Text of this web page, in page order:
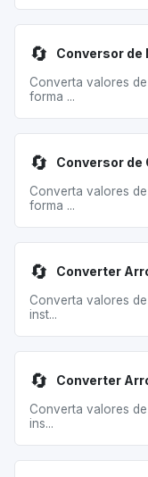
🔄 Conversor de
Converta valores
forma ...
🔄 Conversor de
Converta valores
forma ...
🔄 Converter
Converta valores
inst...
🔄 Converter
Converta valores
ins...